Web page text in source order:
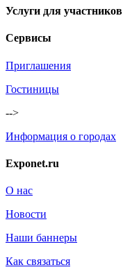
Услуги для участников
Сервисы
Приглашения
Гостиницы
-->
Информация о городах
Exponet.ru
О нас
Новости
Наши баннеры
Как связаться